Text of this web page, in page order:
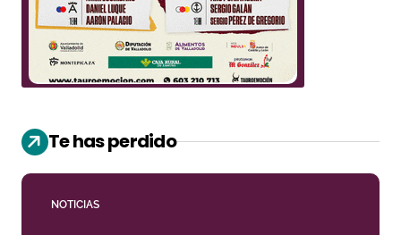
Te has perdido
NOTICIAS